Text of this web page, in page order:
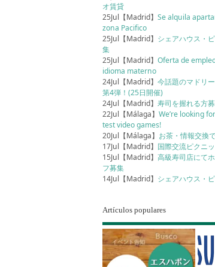
オ賃貸
25Jul【Madrid】Se alquila
zona Pacifico
25Jul【Madrid】 シェアハウス・
集
25Jul【Madrid】Oferta de
idioma materno
24Jul【Madrid】今話題のマドリ
第4弾！(25日開催)
24Jul【Madrid】寿司を握れる方
22Jul【Málaga】We’re looking
test video games!
20Jul【Málaga】 お茶・情報交換
17Jul【Madrid】 国際交流ピクニ
15Jul【Madrid】高級寿司店にて
フ募集
14Jul【Madrid】 シェアハウス・
Artículos populares